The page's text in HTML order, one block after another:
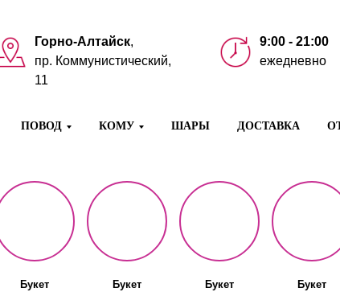
Горно-Алтайск,
пр. Коммунистический,
11
9:00 - 21:00
ежедневно
ПОВОД КОМУ ШАРЫ ДОСТАВКА
Букет
Букет
Букет
Букет